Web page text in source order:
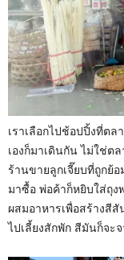
เราเลือกไปช้อปปิ้งที่ต
เองก็มาเดินกัน ไม่ใช่ต
ร้านขายลูกเจี๊ยบที่ถูกย้
มาซื้อ พ่อค้าก็หยิบใส่ถุง
ผสมอาหารเพื่อสร้างสี
ไปเลี้ยงสักพัก สีมันก็จะจ